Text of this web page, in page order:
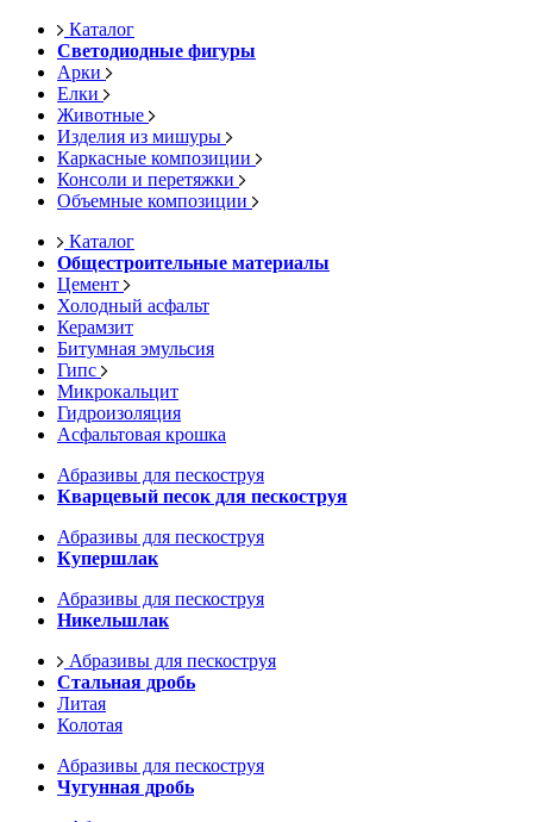
Каталог
Светодиодные фигуры
Арки
Елки
Животные
Изделия из мишуры
Каркасные композиции
Консоли и перетяжки
Объемные композиции
Каталог
Общестроительные материалы
Цемент
Холодный асфальт
Керамзит
Битумная эмульсия
Гипс
Микрокальцит
Гидроизоляция
Асфальтовая крошка
Абразивы для пескоструя
Кварцевый песок для пескоструя
Абразивы для пескоструя
Купершлак
Абразивы для пескоструя
Никельшлак
Абразивы для пескоструя
Стальная дробь
Литая
Колотая
Абразивы для пескоструя
Чугунная дробь